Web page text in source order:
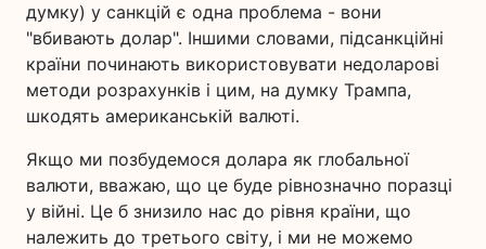
думку) у санкцій є одна проблема - вони
"вбивають долар". Іншими словами, підсанкційні
країни починають використовувати недоларові
методи розрахунків і цим, на думку Трампа,
шкодять американській валюті.
Якщо ми позбудемося долара як глобальної
валюти, вважаю, що це буде рівнозначно поразці
у війні. Це б знизило нас до рівня країни, що
належить до третього світу, і ми не можемо